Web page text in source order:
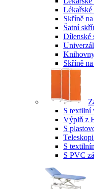
Skříně
Šatní
Dílenské
Skříně
S textilní
Výplň z
S
S
S PVC